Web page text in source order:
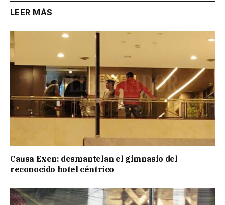
LEER MÁS
Causa Exen: desmantelan el gimnasio del
reconocido hotel céntrico